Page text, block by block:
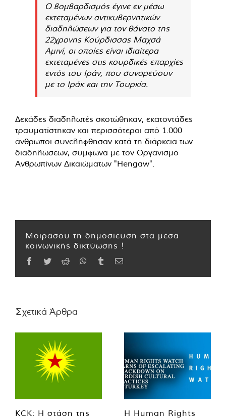
Ο βομβαρδισμός έγινε εν μέσω
εκτεταμένων αντικυβερνητικών
διαδηλώσεων για τον θάνατο της
22χρονης Κούρδισσας Μαχσά
Αμινί, οι οποίες είναι ιδιαίτερα
εκτεταμένες στις κουρδικές επαρχίες
εντός του Ιράν, που συνορεύουν
με το Ιράκ και την Τουρκία.
Δεκάδες διαδηλωτές σκοτώθηκαν, εκατοντάδες
τραυματίστηκαν και περισσότεροι από 1.000
άνθρωποι συνελήφθησαν κατά τη διάρκεια των
διαδηλώσεων, σύμφωνα με τον Οργανισμό
Ανθρωπίνων Δικαιώματων "Hengaw".
Μοιράσου τη δημοσίευση στα μέσα
κοινωνικής δικτύωσης !
Facebook
TwitterReddit WhatsApp
TumblrEmail
Σχετικά Άρθρα
KCK: Η στάση της
Η Human Rights